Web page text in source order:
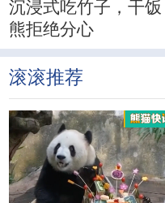
沉浸式吃竹子，干饭
熊拒绝分心
滚滚推荐